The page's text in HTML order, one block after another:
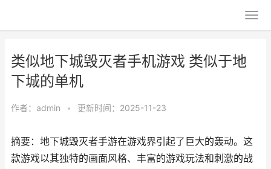
类似地下城毁灭者手机游戏 类似于地
下城的单机
作者： admin • 更新时间：2025-11-23
摘要：地下城毁灭者手游在游戏界引起了巨大的轰动。这
款游戏以其独特的画面风格、丰富的游戏玩法和刺激的战